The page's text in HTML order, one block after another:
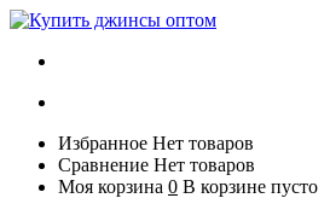
Избранное Нет товаров
Сравнение Нет товаров
Моя корзина 0 В корзине пусто